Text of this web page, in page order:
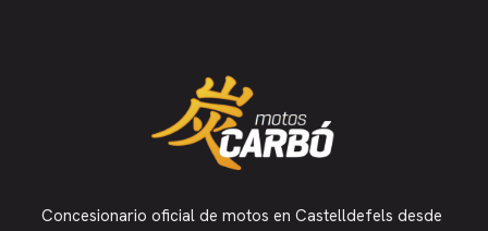
Concesionario oficial de motos en Castelldefels desde